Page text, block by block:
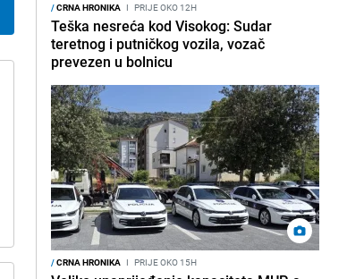
/CRNA HRONIKA I PRIJE OKO 12H
Teška nesreća kod Visokog: Sudar
teretnog i putničkog vozila, vozač
prevezen u bolnicu
/CRNA HRONIKA I PRIJE OKO 15H